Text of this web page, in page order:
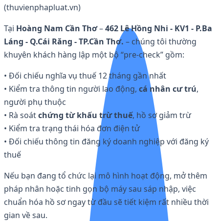
(thuvienphapluat.vn)
Tại Hoàng Nam Cần Thơ–462 Lê Hồng Nhi - KV1 - P.Ba
Láng - Q.Cái Răng - TP.Cần Thơ. – chúng tôi thường
khuyên khách hàng lập một bộ “pre-check” gồm:
• Đối chiếu nghĩa vụ thuế 12 tháng gần nhất
• Kiểm tra thông tin người lao động, cá nhân cư trú,
người phụ thuộc
• Rà soátchứng từ khấu trừ thuế, hồ sơ giảm trừ
• Kiểm tra trạng thái hóa đơn điện tử
• Đối chiếu thông tin đăng ký doanh nghiệp với đăng ký
thuế
Nếu bạn đang tổ chức lại mô hình hoạt động, mở thêm
pháp nhân hoặc tinh gọn bộ máy sau sáp nhập, việc
chuẩn hóa hồ sơ ngay từ đầu sẽ tiết kiệm rất nhiều thời
gian về sau.